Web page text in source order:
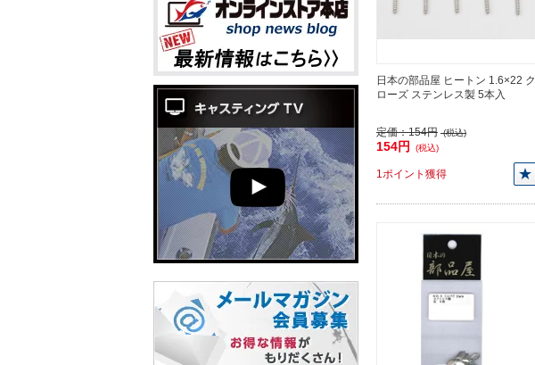
日本の部品屋 ヒートン 1.6×22 ク
ローズ ステンレス製 5本入
定価：154円 (税込)
154円 (税込)
1ポイント獲得